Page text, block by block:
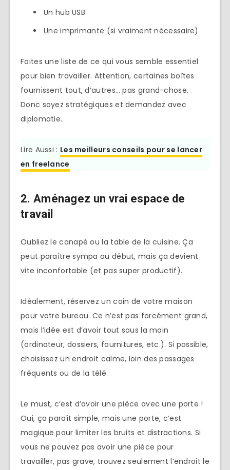
Un hub USB
Une imprimante (si vraiment nécessaire)
Faites une liste de ce qui vous semble essentiel
pour bien travailler. Attention, certaines boîtes
fournissent tout, d’autres… pas grand-chose.
Donc soyez stratégiques et demandez avec
diplomatie.
Lire Aussi : Les meilleurs conseils pour se lancer
en freelance
2. Aménagez un vrai espace de
travail
Oubliez le canapé ou la table de la cuisine. Ça
peut paraître sympa au début, mais ça devient
vite inconfortable (et pas super productif).
Idéalement, réservez un coin de votre maison
pour votre bureau. Ce n’est pas forcément grand,
mais l’idée est d’avoir tout sous la main
(ordinateur, dossiers, fournitures, etc.). Si possible,
choisissez un endroit calme, loin des passages
fréquents ou de la télé.
Le must, c’est d’avoir une pièce avec une porte !
Oui, ça paraît simple, mais une porte, c’est
magique pour limiter les bruits et distractions. Si
vous ne pouvez pas avoir une pièce pour
travailler, pas grave, trouvez seulement l’endroit le